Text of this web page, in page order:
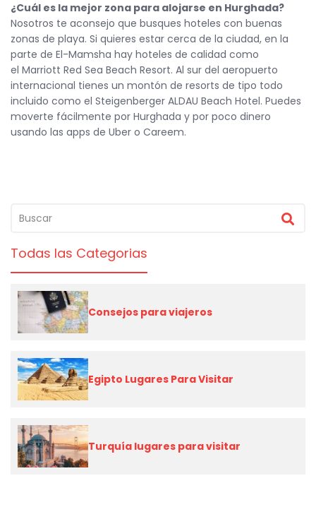
¿Cuál es la mejor zona para alojarse en Hurghada?
Nosotros te aconsejo que busques hoteles con buenas
zonas de playa. Si quieres estar cerca de la ciudad, en la
parte de El-Mamsha hay hoteles de calidad como
el Marriott Red Sea Beach Resort. Al sur del aeropuerto
internacional tienes un montón de resorts de tipo todo
incluido como el Steigenberger ALDAU Beach Hotel. Puedes
moverte fácilmente por Hurghada y por poco dinero
usando las apps de Uber o Careem.
Todas las Categorias
Consejos para viajeros
Egipto Lugares Para Visitar
Turquía lugares para visitar